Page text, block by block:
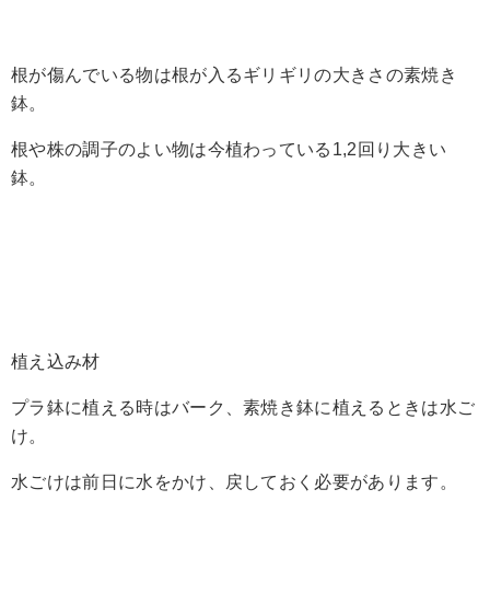
根が傷んでいる物は根が入るギリギリの大きさの素焼き
鉢。
根や株の調子のよい物は今植わっている1,2回り大きい
鉢。
植え込み材
プラ鉢に植える時はバーク、素焼き鉢に植えるときは水ご
け。
水ごけは前日に水をかけ、戻しておく必要があります。